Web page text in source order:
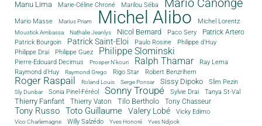
Manu Lima Marie-Céline Chroné Marilou Séba Mario Canonge
Mario Masse Marius Priam Michel Alibo Michel Lorentz
Moustick Ambassa Nathalie Jeanlys Nicol Bernard Paco Sery
Patrick Artero
Patrick Bourgoin
Patrick Saint-Eloi Paulo Rosine
Philippe d'Huy
Philippe Drai
Philippe Guez Philippe Slominski
Pierre-Edouard Decimus Prosper N'kouri Ralph Thamar
Ray Lema
Raymond d'Huy
Raymond Grego Rigo Star Robert Benzrihem
Roger Raspail Roland Louis Serge Ponsar Sissy Dipoko Slim Pezin
Sly Dunbar Sonia Pinel-Féréol Sonny Troupé Sylvie Drai Tanya St-Val
Thierry Fanfant Thierry Vaton Tilo Bertholo Tony Chasseur
Tony Russo Toto Guillaume Valery Lobé Vicky Edimo
Vico Charlemagne Willy Salzédo Yves Honoré Yves Ndjock